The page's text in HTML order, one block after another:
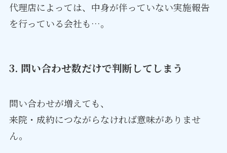
代理店によっては、中身が伴っていない実施報告
を行っている会社も…。
3. 問い合わせ数だけで判断してしまう
問い合わせが増えても、
来院・成約につながらなければ意味がありませ
ん。